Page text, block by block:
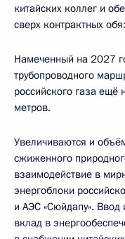
китайских коллег и
сверх контрактных
Намеченный на 2027
трубопроводного
российского газа ещё
метров.
Увеличиваются и
сжиженного
взаимодействие в
энергоблоки
и АЭС «Сюйдапу». Ввод
вклад в